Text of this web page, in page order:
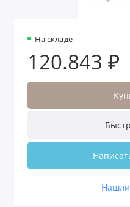
На складе
120.843 ₽